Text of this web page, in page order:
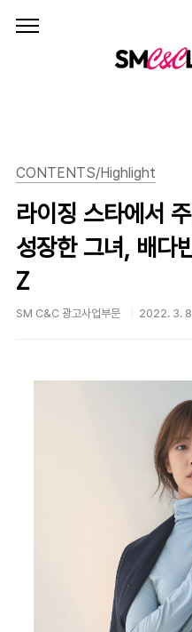
CONTENTS/Highlight
라이징 스타에서
성장한 그녀, 배다
Z
SM C&C 광고사업부문 2022. 3.